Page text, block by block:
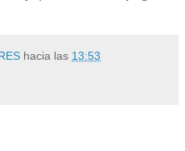
hacia las 13:53